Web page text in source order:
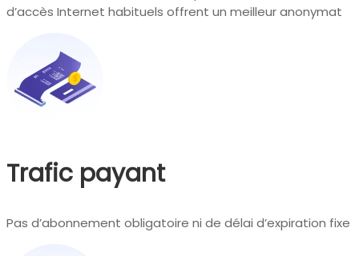
d’accès Internet habituels offrent un meilleur anonymat
Trafic payant
Pas d’abonnement obligatoire ni de délai d’expiration fixe